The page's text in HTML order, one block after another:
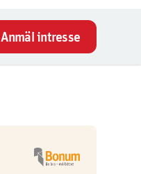
Anmäl intresse